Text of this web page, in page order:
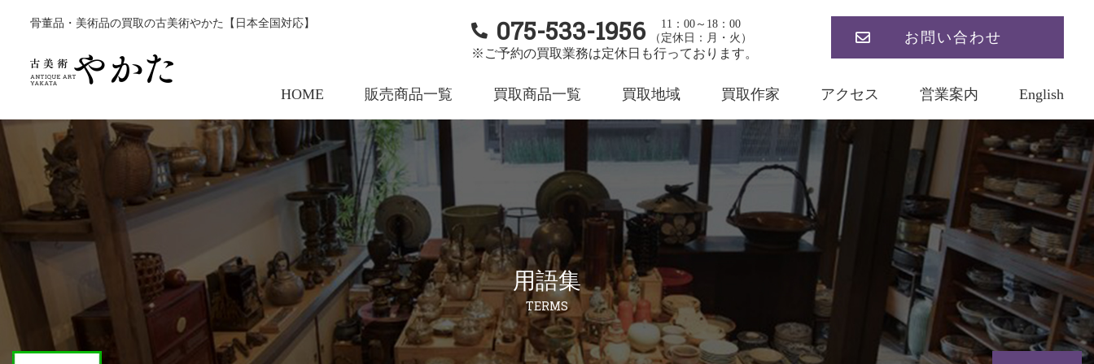
骨董品・美術品の買取の古美術やかた【日本全国対応】 075-533-1956
11：00～18：00
（定休日：月・火）
※ご予約の買取業務は定休日も行っております。
お問い合わせ
HOME 販売商品一覧 買取商品一覧 買取地域 買取作家 アクセス 営業案内 English
用語集
TERMS